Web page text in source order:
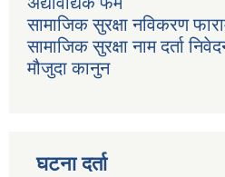
सामाजिक सुरक्षा नविकरण
सामाजिक सुरक्षा नाम दर्ता
मौजुदा कानुन
घटना दर्ता